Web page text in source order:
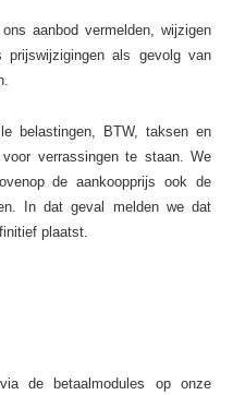
aanbod vermelden, wijzigen
prijswijzigingen als gevolg van
belastingen, BTW, taksen en
verrassingen te staan. We
de aankoopprijs ook de
In dat geval melden we dat
plaatst.
de betaalmodules op onze